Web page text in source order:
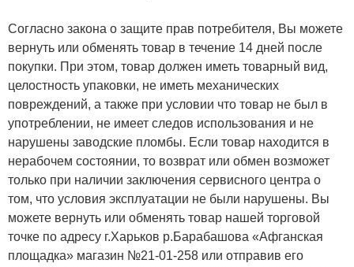
Согласно закона о защите прав потребителя, Вы можете
вернуть или обменять товар в течение 14 дней после
покупки. При этом, товар должен иметь товарный вид,
целостность упаковки, не иметь механических
повреждений, а также при условии что товар не был в
употреблении, не имеет следов использования и не
нарушены заводские пломбы. Если товар находится в
нерабочем состоянии, то возврат или обмен возможет
только при наличии заключения сервисного центра о
том, что условия эксплуатации не были нарушены. Вы
можете вернуть или обменять товар нашей торговой
точке по адресу г.Харьков р.Барабашова «Афганская
площадка» магазин №21-01-258 или отправив его